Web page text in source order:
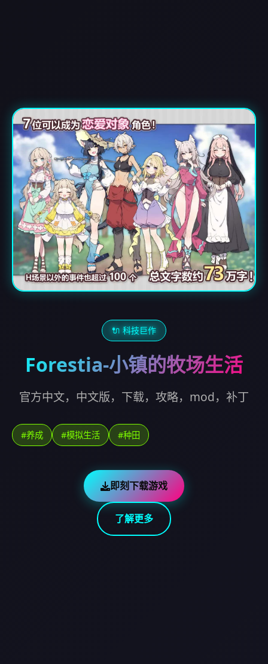
🔌 科技巨作
Forestia-小镇的牧场生活
官方中文，中文版，下载，攻略，mod，补丁
#养成 #模拟生活 #种田
即刻下载游戏
了解更多